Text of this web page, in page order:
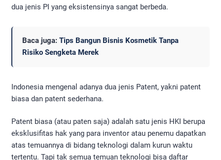
dua jenis PI yang eksistensinya sangat berbeda.
Baca juga: Tips Bangun Bisnis Kosmetik Tanpa
Risiko Sengketa Merek
Indonesia mengenal adanya dua jenis Patent, yakni patent
biasa dan patent sederhana.
Patent biasa (atau paten saja) adalah satu jenis HKI berupa
eksklusifitas hak yang para inventor atau penemu dapatkan
atas temuannya di bidang teknologi dalam kurun waktu
tertentu. Tapi tak semua temuan teknologi bisa daftar